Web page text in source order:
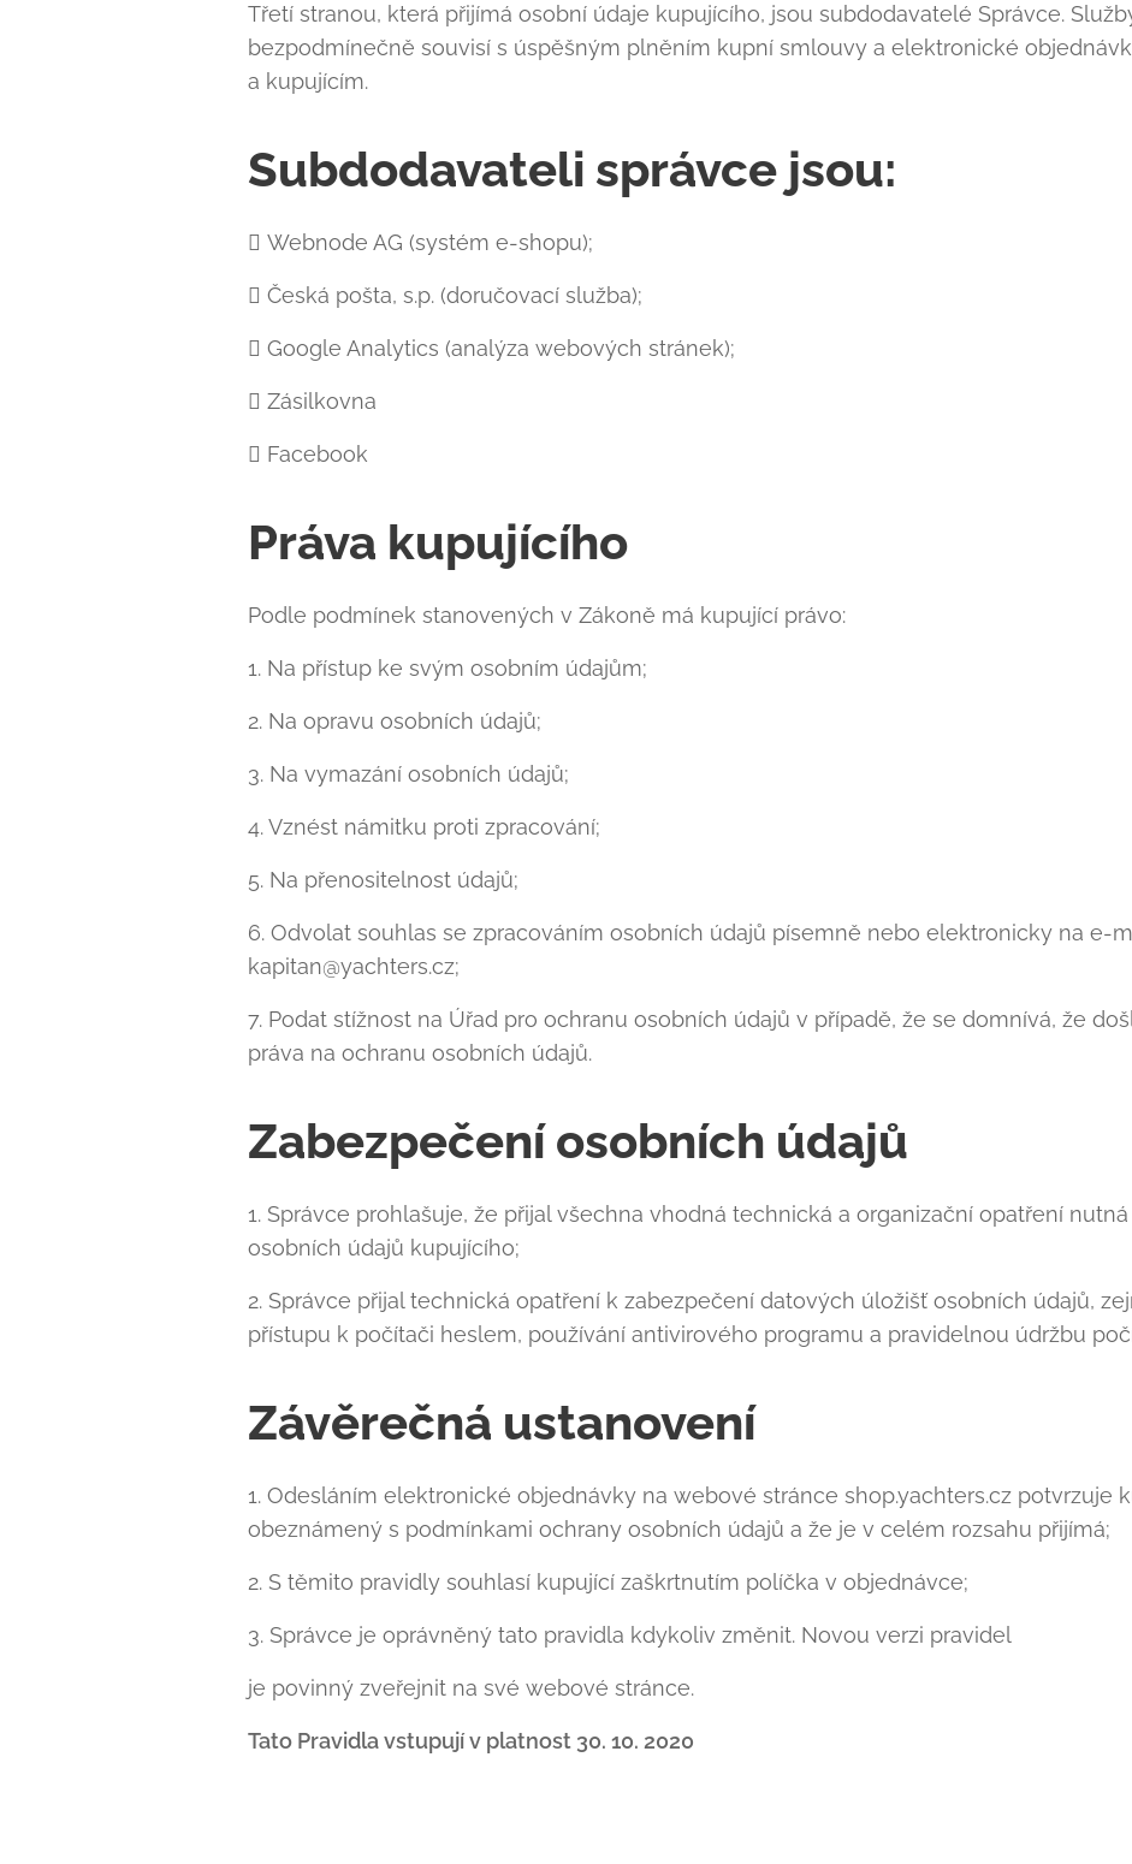
Třetí stranou, která přijímá osobní údaje kupujícího, jsou subdodavatelé Správce.
bezpodmínečně souvisí s úspěšným plněním kupní smlouvy a elektronické
a kupujícím.
Subdodavateli správce jsou:
 Webnode AG (systém e-shopu);
 Česká pošta, s.p. (doručovací služba);
 Google Analytics (analýza webových stránek);
 Zásilkovna
 Facebook
Práva kupujícího
Podle podmínek stanovených v Zákoně má kupující právo:
1. Na přístup ke svým osobním údajům;
2. Na opravu osobních údajů;
3. Na vymazání osobních údajů;
4. Vznést námitku proti zpracování;
5. Na přenositelnost údajů;
6. Odvolat souhlas se zpracováním osobních údajů písemně nebo elektronicky na e-
kapitan@yachters.cz;
7. Podat stížnost na Úřad pro ochranu osobních údajů v případě, že se domnívá, že
práva na ochranu osobních údajů.
Zabezpečení osobních údajů
1. Správce prohlašuje, že přijal všechna vhodná technická a organizační opatření
osobních údajů kupujícího;
2. Správce přijal technická opatření k zabezpečení datových úložišť osobních údajů,
přístupu k počítači heslem, používání antivirového programu a pravidelnou údržbu
Závěrečná ustanovení
1. Odesláním elektronické objednávky na webové stránce shop.yachters.cz potvrzuje
obeznámený s podmínkami ochrany osobních údajů a že je v celém rozsahu přijímá;
2. S těmito pravidly souhlasí kupující zaškrtnutím políčka v objednávce;
3. Správce je oprávněný tato pravidla kdykoliv změnit. Novou verzi pravidel
je povinný zveřejnit na své webové stránce.
Tato Pravidla vstupují v platnost 30. 10. 2020